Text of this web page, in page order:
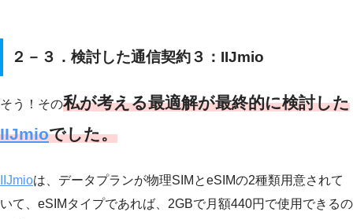
２－３．検討した通信契約３：IIJmio
そう！その私が考える最適解が最終的に検討した
IIJmioでした。
IIJmioは、データプランが物理SIMとeSIMの2種類用意されて
いて、eSIMタイプであれば、2GBで月額440円で使用できるの